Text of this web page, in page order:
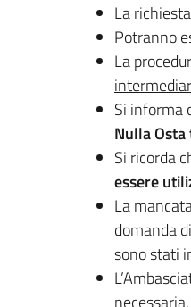
La
Potranno
La
Si informa
Nulla
Si ricorda
essere
La
domanda
sono stati
necessaria.